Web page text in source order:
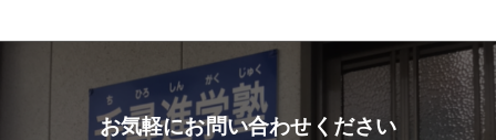
お気軽にお問い合わせください